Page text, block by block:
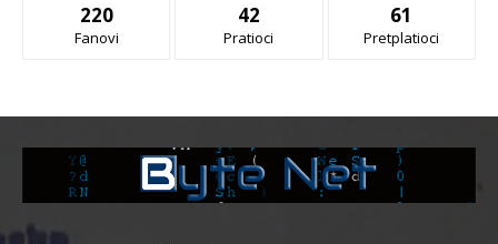
220
Fanovi
42
Pratioci
61
Pretplatioci